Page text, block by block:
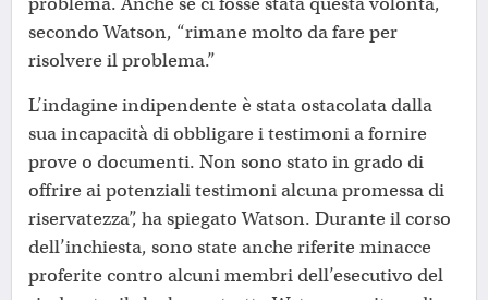
secondo Watson, “rimane molto da fare per
risolvere il problema.”
L’indagine indipendente è stata ostacolata dalla
sua incapacità di obbligare i testimoni a fornire
prove o documenti. Non sono stato in grado di
offrire ai potenziali testimoni alcuna promessa di
riservatezza”, ha spiegato Watson. Durante il corso
dell’inchiesta, sono state anche riferite minacce
proferite contro alcuni membri dell’esecutivo del